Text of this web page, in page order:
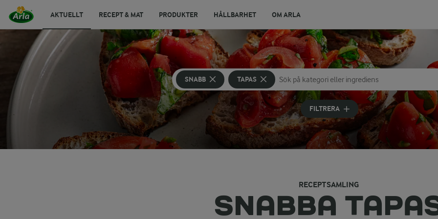
AKTUELLT RECEPT & MAT PRODUKTER HÅLLBARHET OM ARLA
SNABB TAPAS
Sök på kategori eller ingrediens
Skriv in sökord för att få förslag
FILTRERA
RECEPTSAMLING
SNABBA